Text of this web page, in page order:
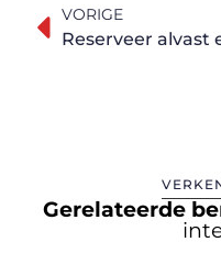
VORIGE
Gerelateerde